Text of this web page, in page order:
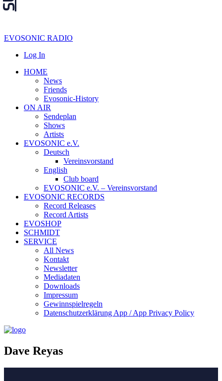
EVOSONIC RADIO
Log In
HOME
News
Friends
Evosonic-History
ON AIR
Sendeplan
Shows
Artists
EVOSONIC e.V.
Deutsch
Vereinsvorstand
English
Club board
EVOSONIC e.V. ‒ Vereinsvorstand
EVOSONIC RECORDS
Record Releases
Record Artists
EVOSHOP
SCHMIDT
SERVICE
All News
Kontakt
Newsletter
Mediadaten
Downloads
Impressum
Gewinnspielregeln
Datenschutzerklärung App / App Privacy Policy
Dave Reyas